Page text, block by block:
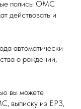
полисы ОМС
действовать и
автоматически
о рождении,
вы можете
выписку из ЕРЗ,